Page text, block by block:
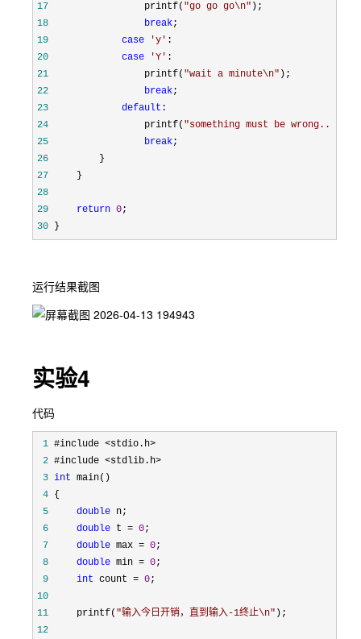
17
                 printf(
"go go go\n"
18
break
19
case 'y '
20
case 'Y '
21
                 printf(
"wait a minute\n"
22
break
23
default
24
                 printf(
"something must be wrong...\n
25
break
26
27
28
29
return 0
30 }
运行结果截图
实验4
代码
1
2
3 int
4
5
double
6
double t = 0
7
double max = 0
8
double min = 0
9
int count = 0
10
11
     printf(
"输入今日开销，直到输入-1终止\n"
12